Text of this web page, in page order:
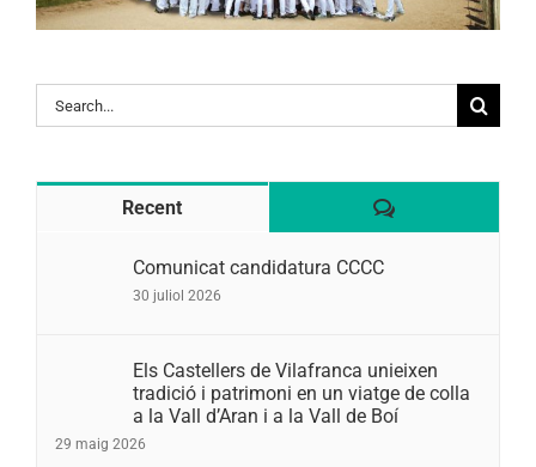
Search
for:
Recent Comentaris
Comunicat candidatura CCCC
30 juliol 2026
Els Castellers de Vilafranca unieixen
tradició i patrimoni en un viatge de colla
a la Vall d’Aran i a la Vall de Boí
29 maig 2026